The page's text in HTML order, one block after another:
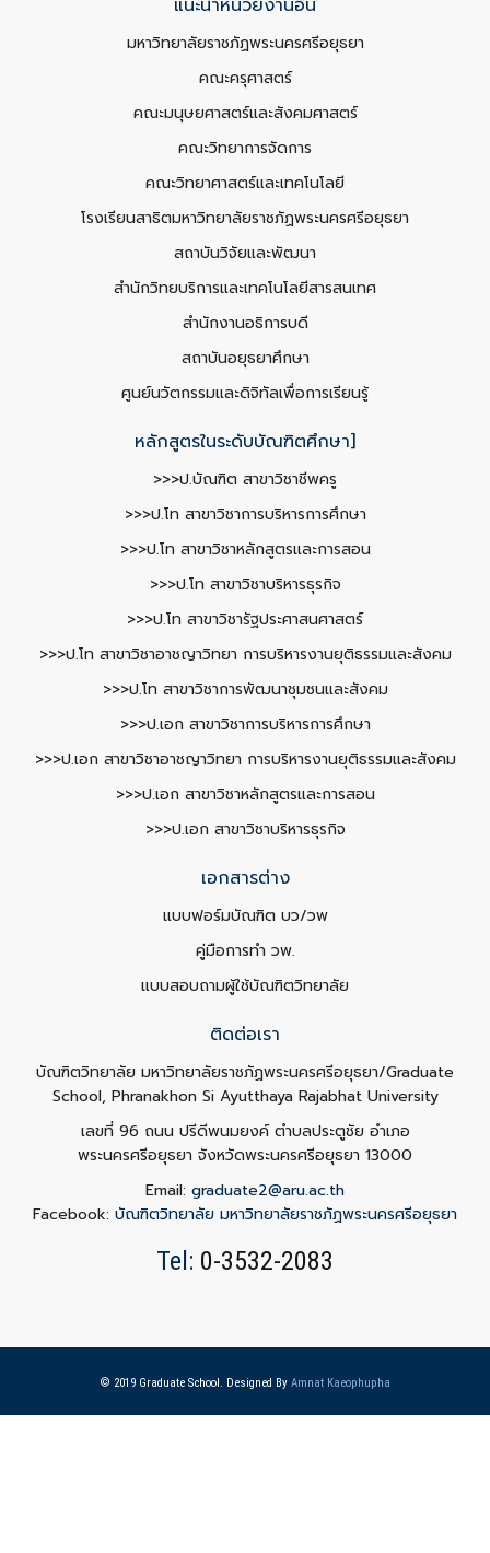
แนะนำหน่วยงานอื่น
มหาวิทยาลัยราชภัฏพระนครศรีอยุธยา
คณะครุศาสตร์
คณะมนุษยศาสตร์และสังคมศาสตร์
คณะวิทยาการจัดการ
คณะวิทยาศาสตร์และเทคโนโลยี
โรงเรียนสาธิตมหาวิทยาลัยราชภัฏพระนครศรีอยุธยา
สถาบันวิจัยและพัฒนา
สำนักวิทยบริการและเทคโนโลยีสารสนเทศ
สำนักงานอธิการบดี
สถาบันอยุธยาศึกษา
ศูนย์นวัตกรรมและดิจิทัลเพื่อการเรียนรู้
หลักสูตรในระดับบัณฑิตศึกษา]
>>>ป.บัณฑิต สาขาวิชาชีพครู
>>>ป.โท สาขาวิชาการบริหารการศึกษา
>>>ป.โท สาขาวิชาหลักสูตรและการสอน
>>>ป.โท สาขาวิชาบริหารธุรกิจ
>>>ป.โท สาขาวิชารัฐประศาสนศาสตร์
>>>ป.โท สาขาวิชาอาชญาวิทยา การบริหารงานยุติธรรมและสังคม
>>>ป.โท สาขาวิชาการพัฒนาชุมชนและสังคม
>>>ป.เอก สาขาวิชาการบริหารการศึกษา
>>>ป.เอก สาขาวิชาอาชญาวิทยา การบริหารงานยุติธรรมและสังคม
>>>ป.เอก สาขาวิชาหลักสูตรและการสอน
>>>ป.เอก สาขาวิชาบริหารธุรกิจ
เอกสารต่าง
แบบฟอร์มบัณฑิต บว/วพ
คู่มือการทำ วพ.
แบบสอบถามผู้ใช้บัณฑิตวิทยาลัย
ติดต่อเรา
บัณฑิตวิทยาลัย มหาวิทยาลัยราชภัฏพระนครศรีอยุธยา/Graduate
School, Phranakhon Si Ayutthaya Rajabhat University
เลขที่ 96 ถนน ปรีดีพนมยงค์ ตำบลประตูชัย อำเภอ
พระนครศรีอยุธยา จังหวัดพระนครศรีอยุธยา 13000
Email: graduate2@aru.ac.th
Facebook: บัณฑิตวิทยาลัย มหาวิทยาลัยราชภัฏพระนครศรีอยุธยา
Tel: 0-3532-2083
© 2019 Graduate School. Designed By Amnat Kaeophupha